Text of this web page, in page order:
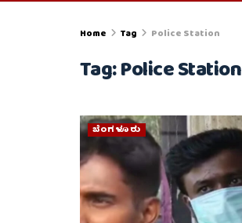
Home Tag Police Station
Tag:Police Station
ಬೆಂಗಳೂರು